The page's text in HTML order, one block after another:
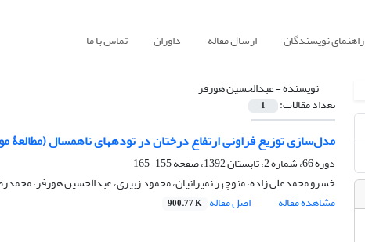
راهنمای نویسندگان ارسال مقاله داوران تماس با ما
نویسنده =عبدالحسین هورفر
تعداد مقالات: 1
مدل‌سازی توزیع فراونی ارتفاع درختان در توده‏های ناهمسال
دوره 66، شماره 2، تابستان 1392، صفحه
155-165
خسرو محمدعلی زاده، منوچهر نمیرانیان، محمود زبیری، عبدالحسین هورفر،
مشاهده مقاله
اصل مقاله 900.77 K